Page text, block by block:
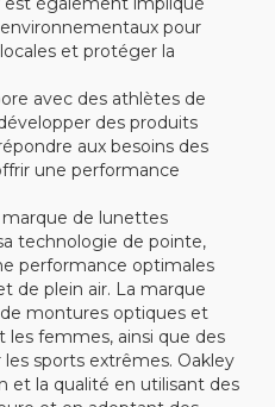
pour
et protéger la
avec des athlètes de
des produits
aux besoins des
une performance
de lunettes
technologie de pointe,
performance optimales
de plein air. La marque
montures optiques et
les femmes, ainsi que des
sports extrêmes. Oakley
et la qualité en utilisant des